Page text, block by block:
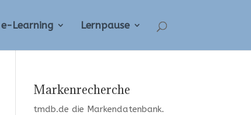
e-Learning Lernpause
Markenrecherche
tmdb.de die Markendatenbank.